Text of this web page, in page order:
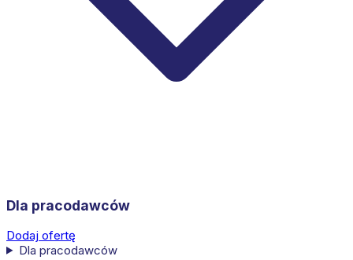
Dla pracodawców
Dodaj ofertę
Dla pracodawców